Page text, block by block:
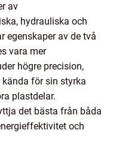
av
hydrauliska och
egenskaper av de två
vara mer
högre precision,
för sin styrka
plastdelar.
det bästa från båda
och